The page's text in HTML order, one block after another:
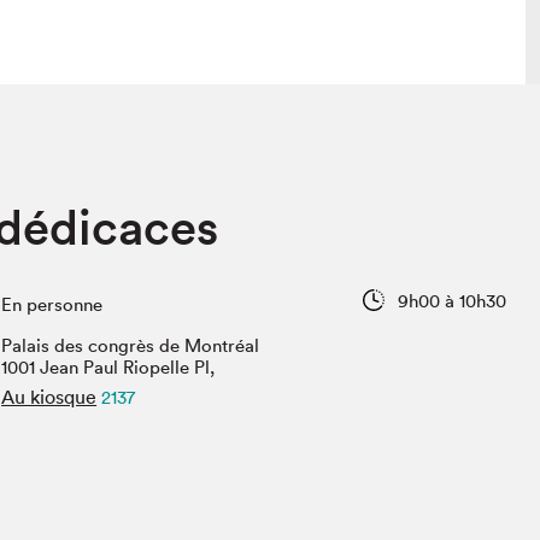
Vidéos et balados
En personne
9h00 à 10h30
Palais des congrès de Montréal
1001 Jean Paul Riopelle Pl,
Au kiosque 2137